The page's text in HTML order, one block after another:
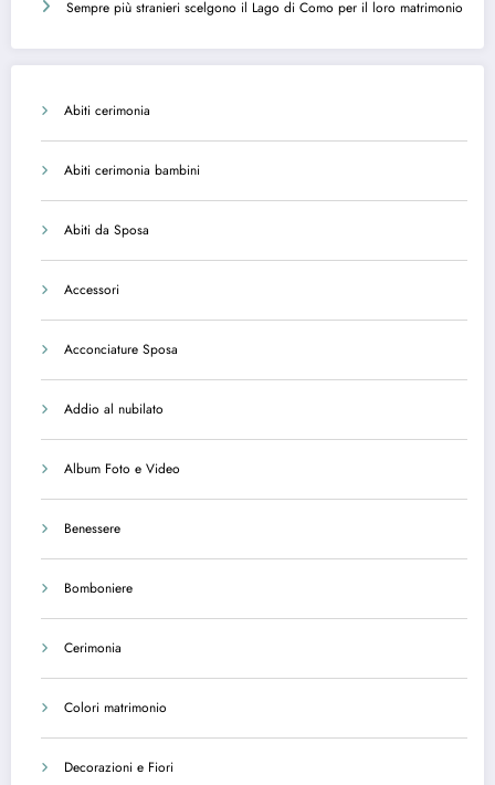
Sempre più stranieri scelgono il Lago di Como per il loro matrimonio
Abiti cerimonia
Abiti cerimonia bambini
Abiti da Sposa
Accessori
Acconciature Sposa
Addio al nubilato
Album Foto e Video
Benessere
Bomboniere
Cerimonia
Colori matrimonio
Decorazioni e Fiori